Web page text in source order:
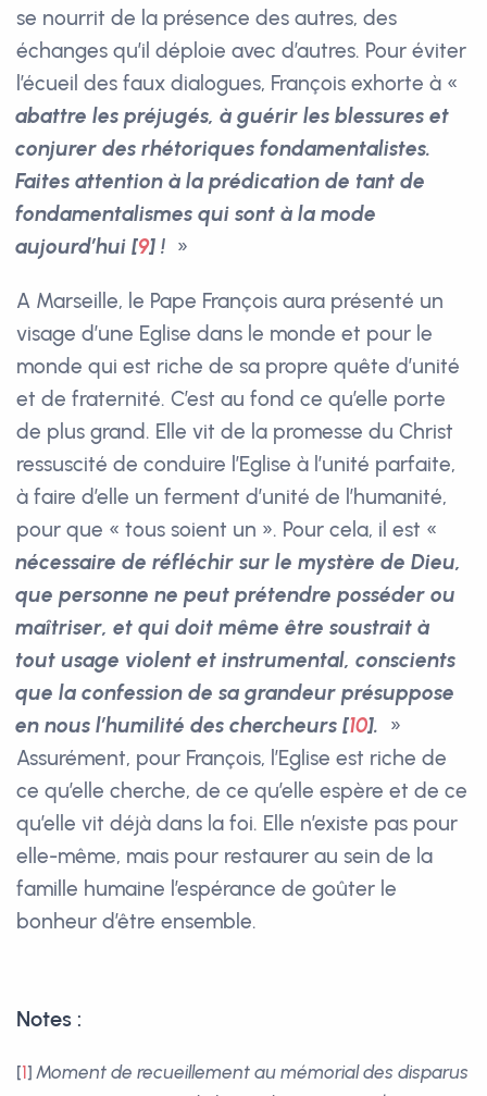
se nourrit de la présence des autres, des
échanges qu’il déploie avec d’autres. Pour éviter
l’écueil des faux dialogues, François exhorte à «
abattre les préjugés, à guérir les blessures et
conjurer des rhétoriques fondamentalistes.
Faites attention à la prédication de tant de
fondamentalismes qui sont à la mode
aujourd’hui [9] ! »
A Marseille, le Pape François aura présenté un
visage d’une Eglise dans le monde et pour le
monde qui est riche de sa propre quête d’unité
et de fraternité. C’est au fond ce qu’elle porte
de plus grand. Elle vit de la promesse du Christ
ressuscité de conduire l’Eglise à l’unité parfaite,
à faire d’elle un ferment d’unité de l’humanité,
pour que « tous soient un ». Pour cela, il est «
nécessaire de réfléchir sur le mystère de Dieu,
que personne ne peut prétendre posséder ou
maîtriser, et qui doit même être soustrait à
tout usage violent et instrumental, conscients
que la confession de sa grandeur présuppose
en nous l’humilité des chercheurs [10]. »
Assurément, pour François, l’Eglise est riche de
ce qu’elle cherche, de ce qu’elle espère et de ce
qu’elle vit déjà dans la foi. Elle n’existe pas pour
elle-même, mais pour restaurer au sein de la
famille humaine l’espérance de goûter le
bonheur d’être ensemble.
Notes :
[1]Moment de recueillement au mémorial des disparus